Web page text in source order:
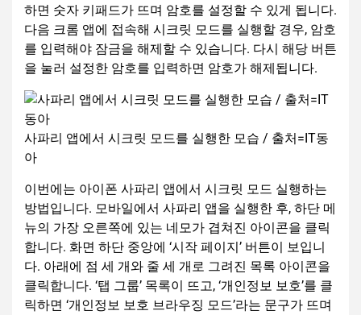
하면 숫자 키패드가 뜨며 암호를 설정할 수 있게 됩니다.
다음 크롬 앱에 접속해 시크릿 모드를 실행할 경우, 암호
를 입력해야 잠금을 해제할 수 있습니다. 다시 해당 버튼
을 눌러 설정한 암호를 입력하면 암호가 해제됩니다.
사파리 앱에서 시크릿 모드를 실행한 모습 / 출처=IT동
아
이번에는 아이폰 사파리 앱에서 시크릿 모드 실행하는
방법입니다. 모바일에서 사파리 앱을 실행한 후, 하단 메
뉴의 가장 오른쪽에 있는 네모가 겹쳐진 아이콘을 클릭
합니다. 화면 하단 중앙에 ‘시작 페이지’ 버튼이 보입니
다. 아래에 점 세 개와 줄 세 개로 그려진 목록 아이콘을
클릭합니다. ‘탭 그룹’ 목록이 뜨고, ‘개인정보 보호’를 클
릭하면 ‘개인정보 보호 브라우징 모드’라는 문구가 뜨며